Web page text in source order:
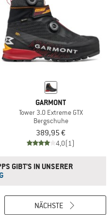
GARMONT
Tower 3.0 Extreme GTX
Bergschuhe
389,95 €
4,0(1)
GIBT'S IN UNSERER
NÄCHSTE